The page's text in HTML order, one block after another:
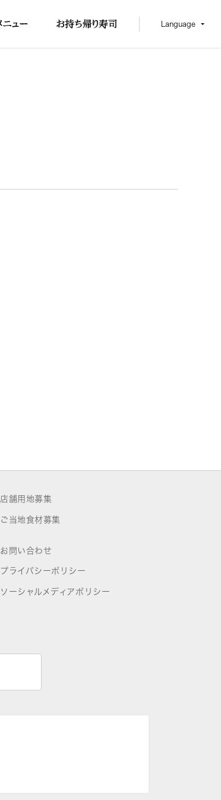
Language
店舗用地募集
ご当地食材募集
お問い合わせ
プライバシーポリシー
ソーシャルメディアポリシー